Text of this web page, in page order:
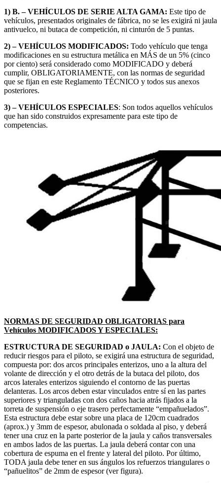
1) B. – VEHÍCULOS DE SERIE ALTA GAMA: Este tipo de
vehículos, presentados originales de fábrica, no se les exigirá ni jaula
antivuelco, ni butaca de competición, ni cinturón de 5 puntas.
2) – VEHÍCULOS MODIFICADOS: Todo vehículo que tenga
modificaciones en su estructura metálica en MÁS de un 5% (cinco
por ciento) será considerado como MODIFICADO y deberá
cumplir, OBLIGATORIAMENTE, con las normas de seguridad
que se fijan en este Reglamento TÉCNICO y todos sus anexos
posteriores.
3) – VEHÍCULOS ESPECIALES: Son todos aquellos vehículos
que han sido construidos expresamente para este tipo de
competencias.
NORMAS DE SEGURIDAD OBLIGATORIAS para
Vehículos MODIFICADOS Y ESPECIALES:
ESTRUCTURA DE SEGURIDAD o JAULA: Con el objeto de
reducir riesgos para el piloto, se exigirá una estructura de seguridad,
compuesta por: dos arcos principales enterizos, uno a la altura del
volante de dirección y el otro detrás de la butaca del piloto, dos
arcos laterales enterizos siguiendo el contorno de las puertas
delanteras. Los arcos deben estar vinculados entre sí en las partes
superiores y trianguladas con dos caños hacia atrás fijados a la
torreta de suspensión o eje trasero perfectamente “empañuelados”.
Esta estructura debe estar sobre una placa de 120cm cuadrados
(aprox.) y 3mm de espesor, abulonada o soldada al piso, y deberá
tener una cruz en la parte posterior de la jaula y caños transversales
en ambos lados de las puertas. La jaula deberá contar con una
cobertura de espuma en el frente y lateral del piloto. Por último,
TODA jaula debe tener en sus ángulos los refuerzos triangulares o
“pañuelitos” de 2mm de espesor (ver figura).